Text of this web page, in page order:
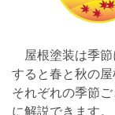
屋根塗装は季
すると春と秋の
それぞれの季節
に解説できます。